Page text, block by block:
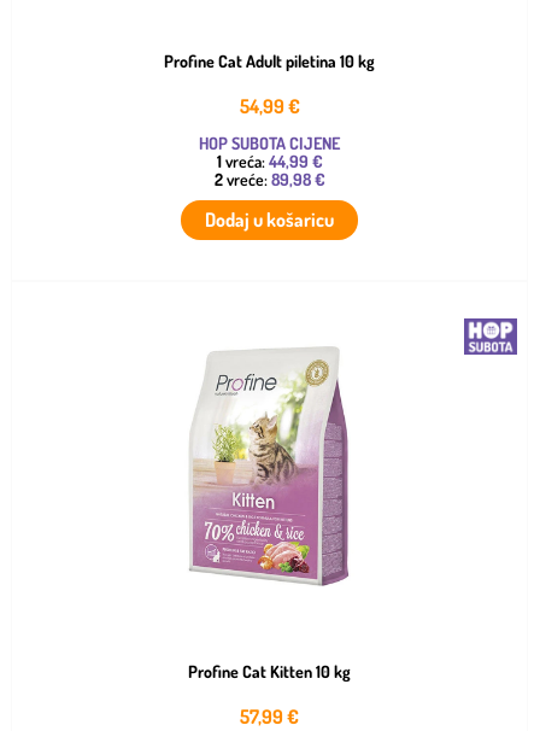
Profine Cat Adult piletina 10 kg
54,99€
HOP SUBOTA CIJENE
1vreća:44,99 €
2vreće:89,98 €
Dodaj u košaricu
Profine Cat Kitten 10 kg
57,99€